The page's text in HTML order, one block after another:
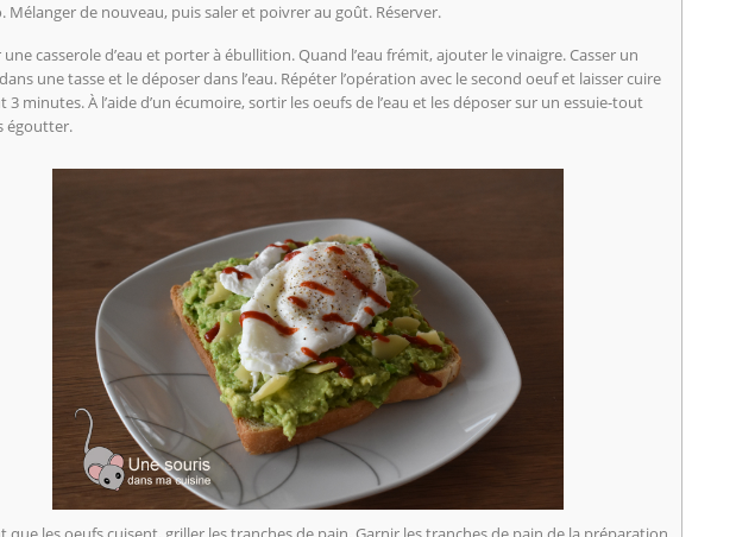
Mélanger de nouveau, puis saler et poivrer au goût. Réserver.
une casserole d’eau et porter à ébullition. Quand l’eau frémit, ajouter le vinaigre. Casser un
une tasse et le déposer dans l’eau. Répéter l’opération avec le second oeuf et laisser cuire
3 minutes. À l’aide d’un écumoire, sortir les oeufs de l’eau et les déposer sur un essuie-tout
égoutter.